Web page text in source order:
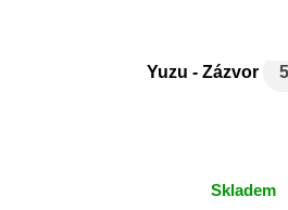
Yuzu - Zázvor
Skladem